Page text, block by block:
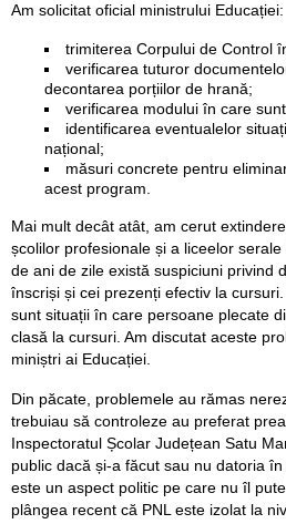
Am solicitat oficial ministrului Educației:
trimiterea Corpului de Control
verificarea tuturor
decontarea porțiilor de hrană;
verificarea modului în care
identificarea eventualelor
național;
măsuri concrete pentru
acest program.
Mai mult decât atât, am cerut
școlilor profesionale și a liceelor
de ani de zile există suspiciuni privind
înscriși și cei prezenți efectiv la
sunt situații în care persoane plecate
clasă la cursuri. Am discutat aceste
miniștri ai Educației.
Din păcate, problemele au rămas
trebuiau să controleze au preferat
Inspectoratul Școlar Județean Satu
public dacă și-a făcut sau nu datoria
este un aspect politic pe care nu îl
plângea recent că PNL este izolat la